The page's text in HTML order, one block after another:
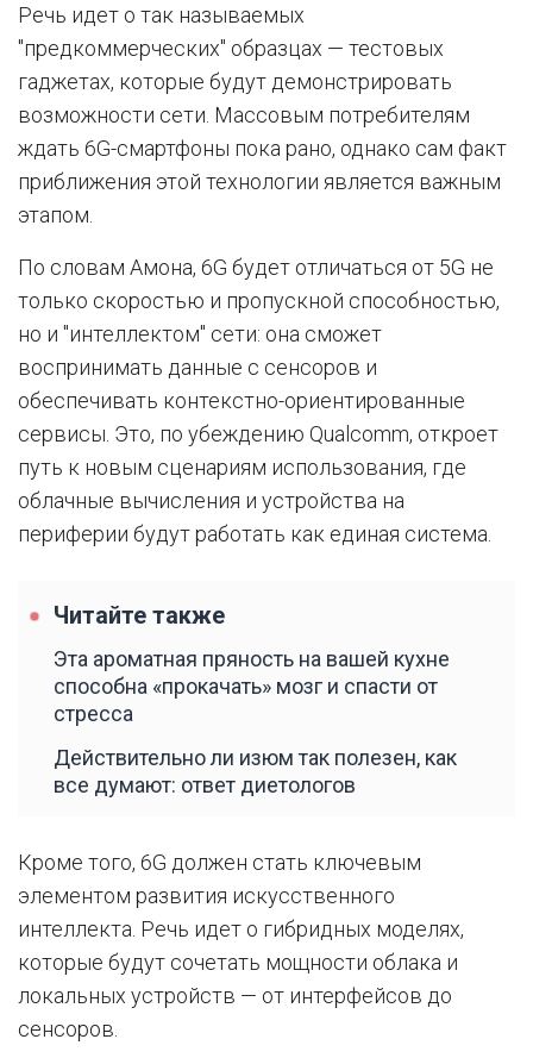
Речь идет о так называемых
"предкоммерческих" образцах — тестовых
гаджетах, которые будут демонстрировать
возможности сети. Массовым потребителям
ждать 6G-смартфоны пока рано, однако сам факт
приближения этой технологии является важным
этапом.
По словам Амона, 6G будет отличаться от 5G не
только скоростью и пропускной способностью,
но и "интеллектом" сети: она сможет
воспринимать данные с сенсоров и
обеспечивать контекстно-ориентированные
сервисы. Это, по убеждению Qualcomm, откроет
путь к новым сценариям использования, где
облачные вычисления и устройства на
периферии будут работать как единая система.
Читайте также
Эта ароматная пряность на вашей кухне
способна «прокачать» мозг и спасти от
стресса
Действительно ли изюм так полезен, как
все думают: ответ диетологов
Кроме того, 6G должен стать ключевым
элементом развития искусственного
интеллекта. Речь идет о гибридных моделях,
которые будут сочетать мощности облака и
локальных устройств — от интерфейсов до
сенсоров.